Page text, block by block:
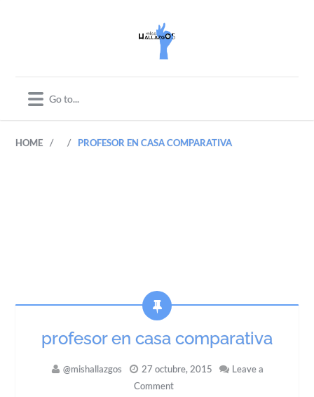
HOME / / PROFESOR EN CASA COMPARATIVA
profesor en casa comparativa
@mishallazgos 27 octubre, 2015
Leave a
Comment